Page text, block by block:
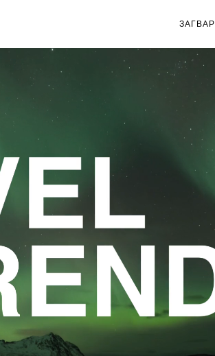
ЗАГВАР